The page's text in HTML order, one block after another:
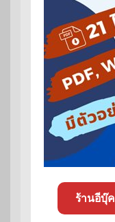
ร้านอีบุ๊ค